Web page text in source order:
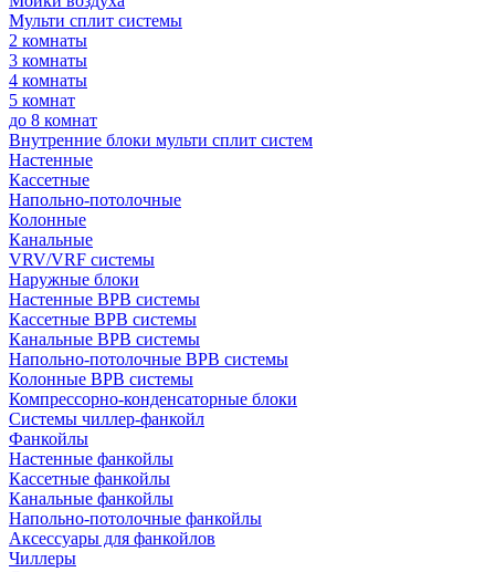
Мульти сплит системы
2 комнаты
3 комнаты
4 комнаты
5 комнат
до 8 комнат
Внутренние блоки мульти сплит систем
Настенные
Кассетные
Напольно-потолочные
Колонные
Канальные
VRV/VRF системы
Наружные блоки
Настенные ВРВ системы
Кассетные ВРВ системы
Канальные ВРВ системы
Напольно-потолочные ВРВ системы
Колонные ВРВ системы
Компрессорно-конденсаторные блоки
Системы чиллер-фанкойл
Фанкойлы
Настенные фанкойлы
Кассетные фанкойлы
Канальные фанкойлы
Напольно-потолочные фанкойлы
Аксессуары для фанкойлов
Чиллеры